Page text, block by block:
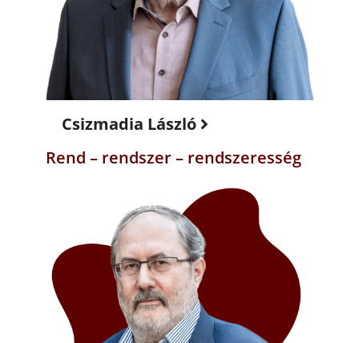
Csizmadia László
Rend – rendszer – rendszeresség